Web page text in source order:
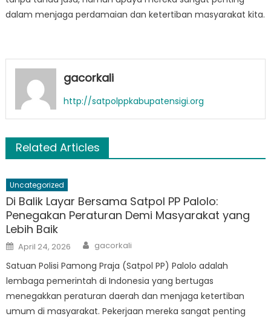
dalam menjaga perdamaian dan ketertiban masyarakat kita.
gacorkali
http://satpolppkabupatensigi.org
Related Articles
Uncategorized
Di Balik Layar Bersama Satpol PP Palolo:
Penegakan Peraturan Demi Masyarakat yang
Lebih Baik
Posted
on
April 24, 2026 Author
gacorkali
Satuan Polisi Pamong Praja (Satpol PP) Palolo adalah
lembaga pemerintah di Indonesia yang bertugas
menegakkan peraturan daerah dan menjaga ketertiban
umum di masyarakat. Pekerjaan mereka sangat penting